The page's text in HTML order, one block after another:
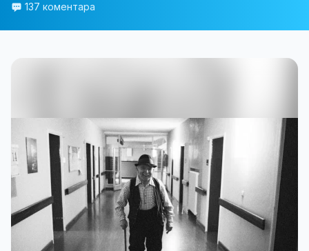
137 коментара